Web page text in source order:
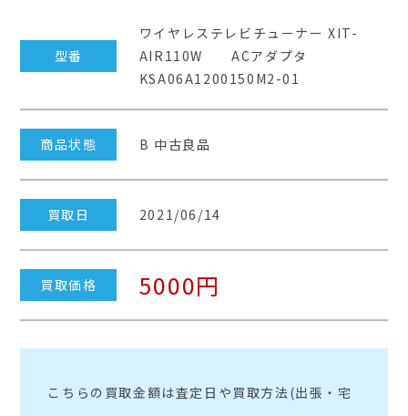
型番
ワイヤレステレビチューナー XIT-
AIR110W ACアダプタ
KSA06A1200150M2-01
商品状態 B 中古良品
買取日 2021/06/14
買取価格 5000円
こちらの買取金額は査定日や買取方法(出張・宅